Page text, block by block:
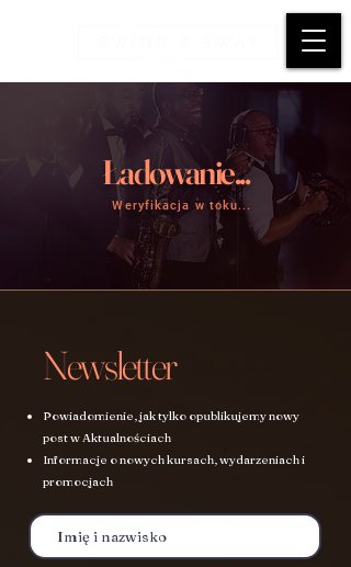
Ładowanie...
Weryfikacja w toku...
Newsletter
Powiadomienie, jak tylko opublikujemy nowy
post w Aktualnościach
Informacje o nowych kursach, wydarzeniach i
promocjach